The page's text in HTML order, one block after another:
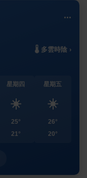
...
🌡️ 多雲時陰 ›
星期四
☀️
25°
21°
星期五
☀️
26°
20°